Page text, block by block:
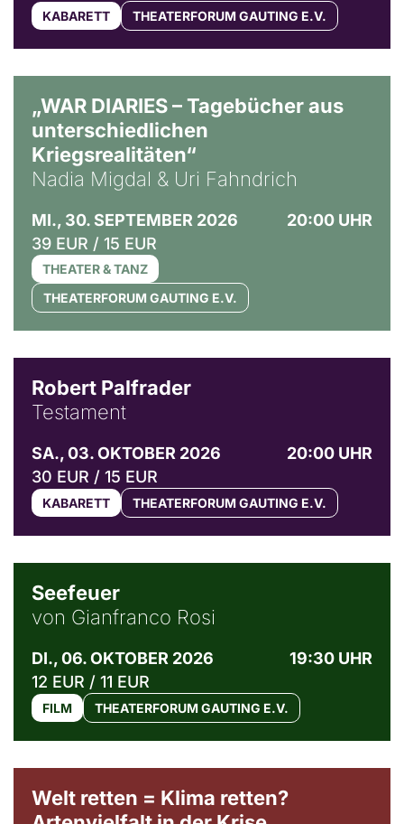
KABARETT THEATERFORUM GAUTING E.V.
„WAR DIARIES – Tagebücher aus
unterschiedlichen
Kriegsrealitäten“
Nadia Migdal & Uri Fahndrich
MI., 30. SEPTEMBER 2026
20:00 UHR
39 EUR / 15 EUR
THEATER & TANZ
THEATERFORUM GAUTING E.V.
Robert Palfrader
Testament
SA., 03. OKTOBER 2026
20:00 UHR
30 EUR / 15 EUR
KABARETT THEATERFORUM GAUTING E.V.
Seefeuer
von Gianfranco Rosi
DI., 06. OKTOBER 2026
19:30 UHR
12 EUR / 11 EUR
FILM THEATERFORUM GAUTING E.V.
Welt retten = Klima retten?